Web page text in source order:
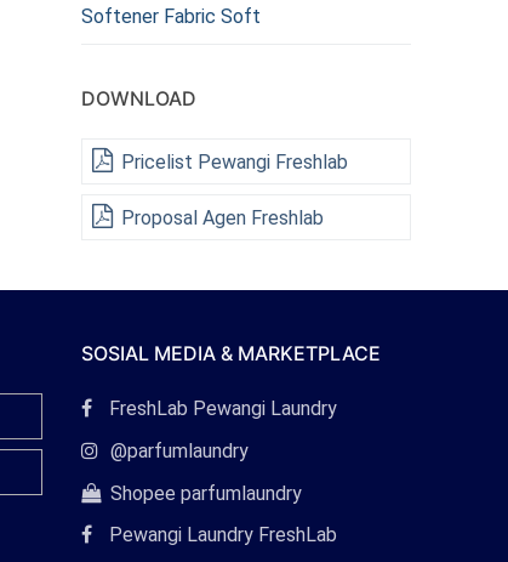
Softener Fabric Soft
DOWNLOAD
Pricelist Pewangi Freshlab
Proposal Agen Freshlab
SOSIAL MEDIA & MARKETPLACE
Tautan
Facebook
FreshLab Pewangi Laundry
Tautan
Instagram
@parfumlaundry
Tautan
Shopee
Shopee parfumlaundry
Pewangi Laundry FreshLab